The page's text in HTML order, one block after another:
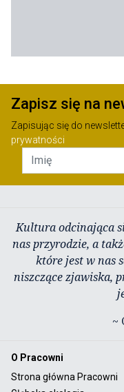
Zapisz się na
Zapisując się do
prywatności
Kultura odcinająca
nas przyrodzie, a
które jest w nas
niszczące zjawiska,
~
O Pracowni
Strona główna Pracowni